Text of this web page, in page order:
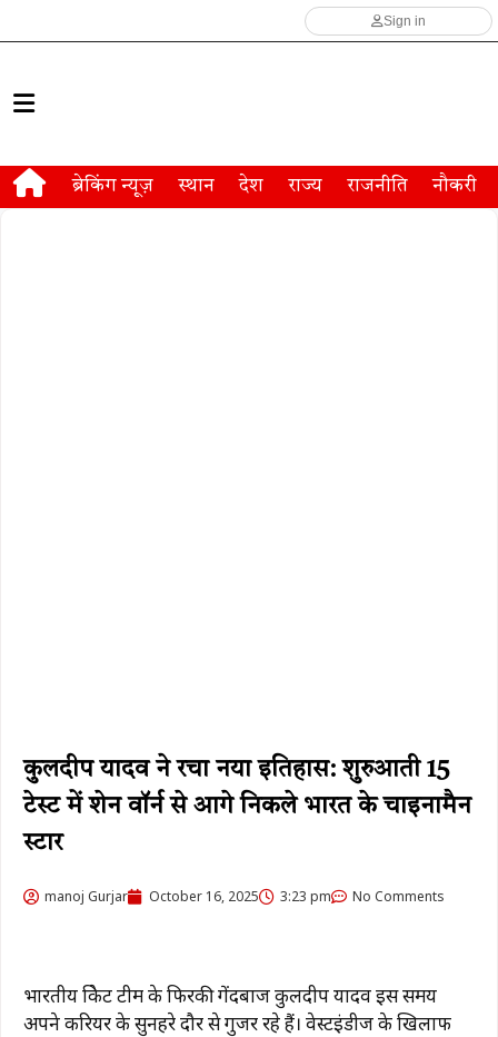
Sign in
ब्रेकिंग न्यूज़ स्थान देश राज्य राजनीति नौकरी
कुलदीप यादव ने रचा नया इतिहास: शुरुआती 15
टेस्ट में शेन वॉर्न से आगे निकले भारत के चाइनामैन
स्टार
manoj Gurjar October 16, 2025 3:23 pm No Comments
भारतीय क्रिकेट टीम के फिरकी गेंदबाज कुलदीप यादव इस समय
अपने करियर के सुनहरे दौर से गुजर रहे हैं। वेस्टइंडीज के खिलाफ